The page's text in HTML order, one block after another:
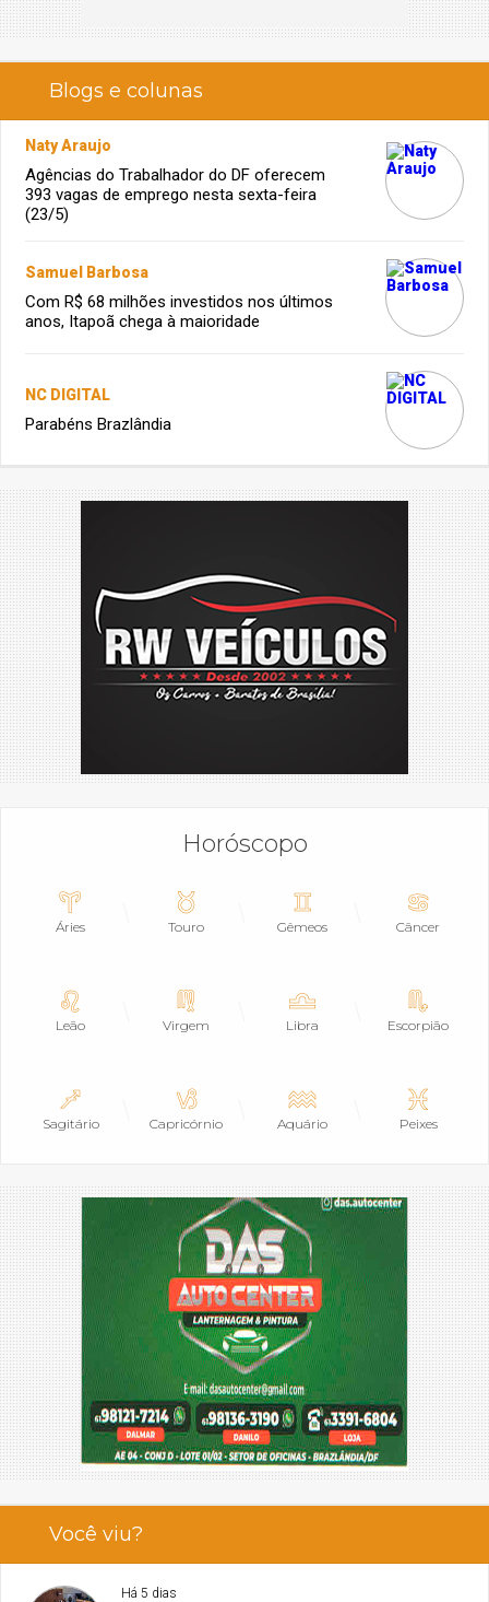
Blogs e colunas
Naty Araujo
Agências do Trabalhador do DF oferecem
393 vagas de emprego nesta sexta-feira
(23/5)
Samuel Barbosa
Com R$ 68 milhões investidos nos últimos
anos, Itapoã chega à maioridade
NC DIGITAL
Parabéns Brazlândia
Horóscopo
Áries Touro Gêmeos Câncer
Leão Virgem Libra Escorpião
Sagitário Capricórnio Aquário Peixes
Você viu?
Há 5 dias